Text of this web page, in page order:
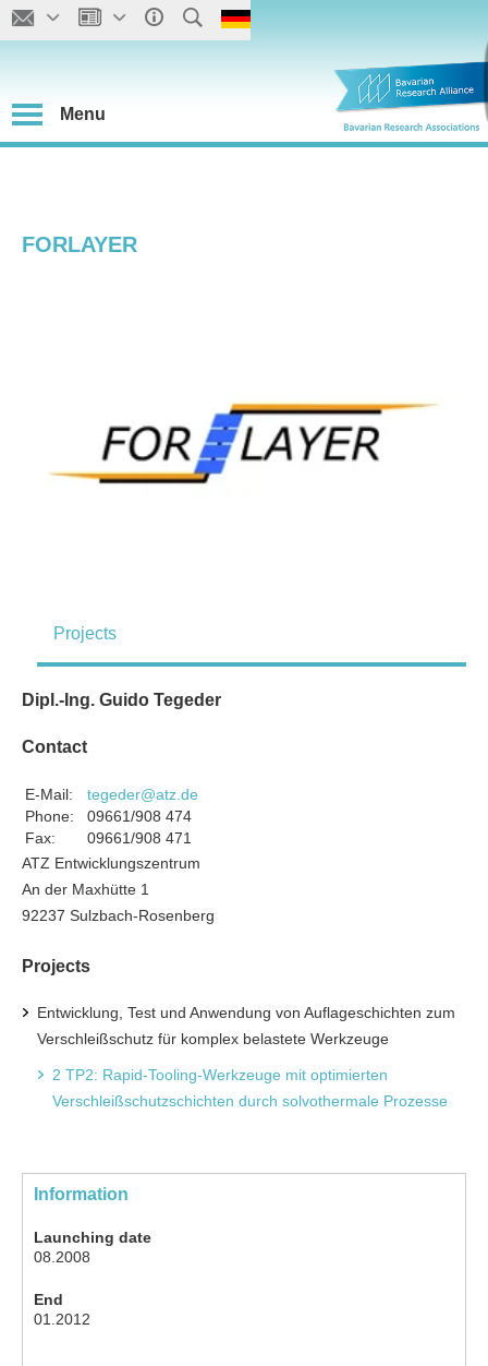
Menu
FORLAYER
Projects
Dipl.-Ing. Guido Tegeder
Contact
E-Mail:
tegeder@atz.de
Phone:
09661/908 474
Fax:
09661/908 471
ATZ Entwicklungszentrum
An der Maxhütte 1
92237 Sulzbach-Rosenberg
Projects
Entwicklung, Test und Anwendung von Auflageschichten zum
Verschleißschutz für komplex belastete Werkzeuge
2 TP2: Rapid-Tooling-Werkzeuge mit optimierten
Verschleißschutzschichten durch solvothermale Prozesse
Information
Launching date
08.2008
End
01.2012